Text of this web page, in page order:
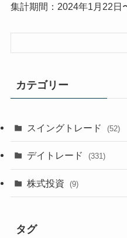
集計期間：2024年1月22日
カテゴリー
スイングトレード (52)
デイトレード (331)
株式投資 (9)
タグ